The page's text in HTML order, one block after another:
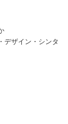
ザイン・シンタ